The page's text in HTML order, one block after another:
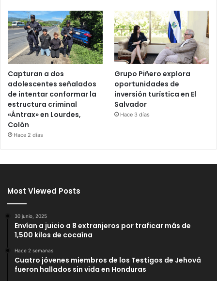
Capturan a dos
adolescentes señalados
de intentar conformar la
estructura criminal
«Ántrax» en Lourdes,
Colón
Hace 2 días
Grupo Piñero explora
oportunidades de
inversión turística en El
Salvador
Hace 3 días
Most Viewed Posts
30 junio, 2025
Envían a juicio a 8 extranjeros por traficar más de
1,500 kilos de cocaína
Hace 2 semanas
Cuatro jóvenes miembros de los Testigos de Jehová
fueron hallados sin vida en Honduras